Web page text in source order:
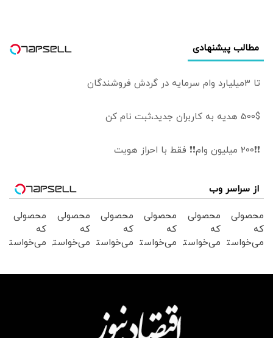
مطالب پیشنهادی
تا 3میلیارد وام سرمایه در گردش فروشندگان
500$ هدیه به کاربران جدید،ثبت نام کن
❗❗200 میلیون وام❗❗ فقط با احراز هویت
از سراسر وب
محصولی
که
می‌خواستی
محصولی
که
می‌خواستی
محصولی
که
می‌خواستی
بخر !
محصولی
که
می‌خواستی
بخر !
محصولی
که
می‌خواستی
محصولی
که
می‌خواستی